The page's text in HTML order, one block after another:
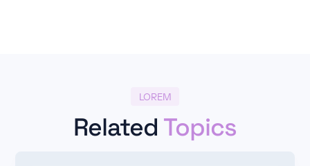
LOREM
Related Topics